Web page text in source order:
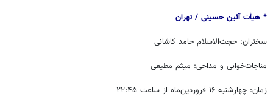
* هیأت آئین حسینی / ‏‬تهران
سخنران: حجت‌الاسلام حامد کاشانی
مناجات‌خوانی و مداحی: میثم مطیعی
زمان: چهارشنبه ۱۶ فروردین‌ماه از ساعت ۲۲:۴۵